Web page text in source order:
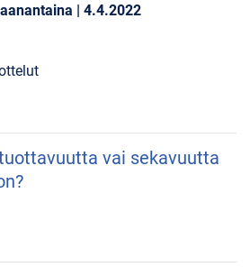
| 4.4.2022
vai sekavuutta